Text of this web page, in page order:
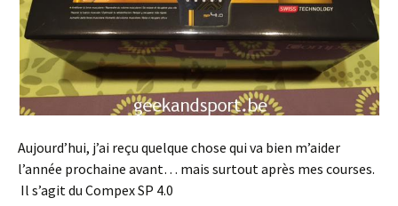
Aujourd’hui, j’ai reçu quelque chose qui va bien m’aider
l’année prochaine avant… mais surtout après mes courses.
Il s’agit du Compex SP 4.0